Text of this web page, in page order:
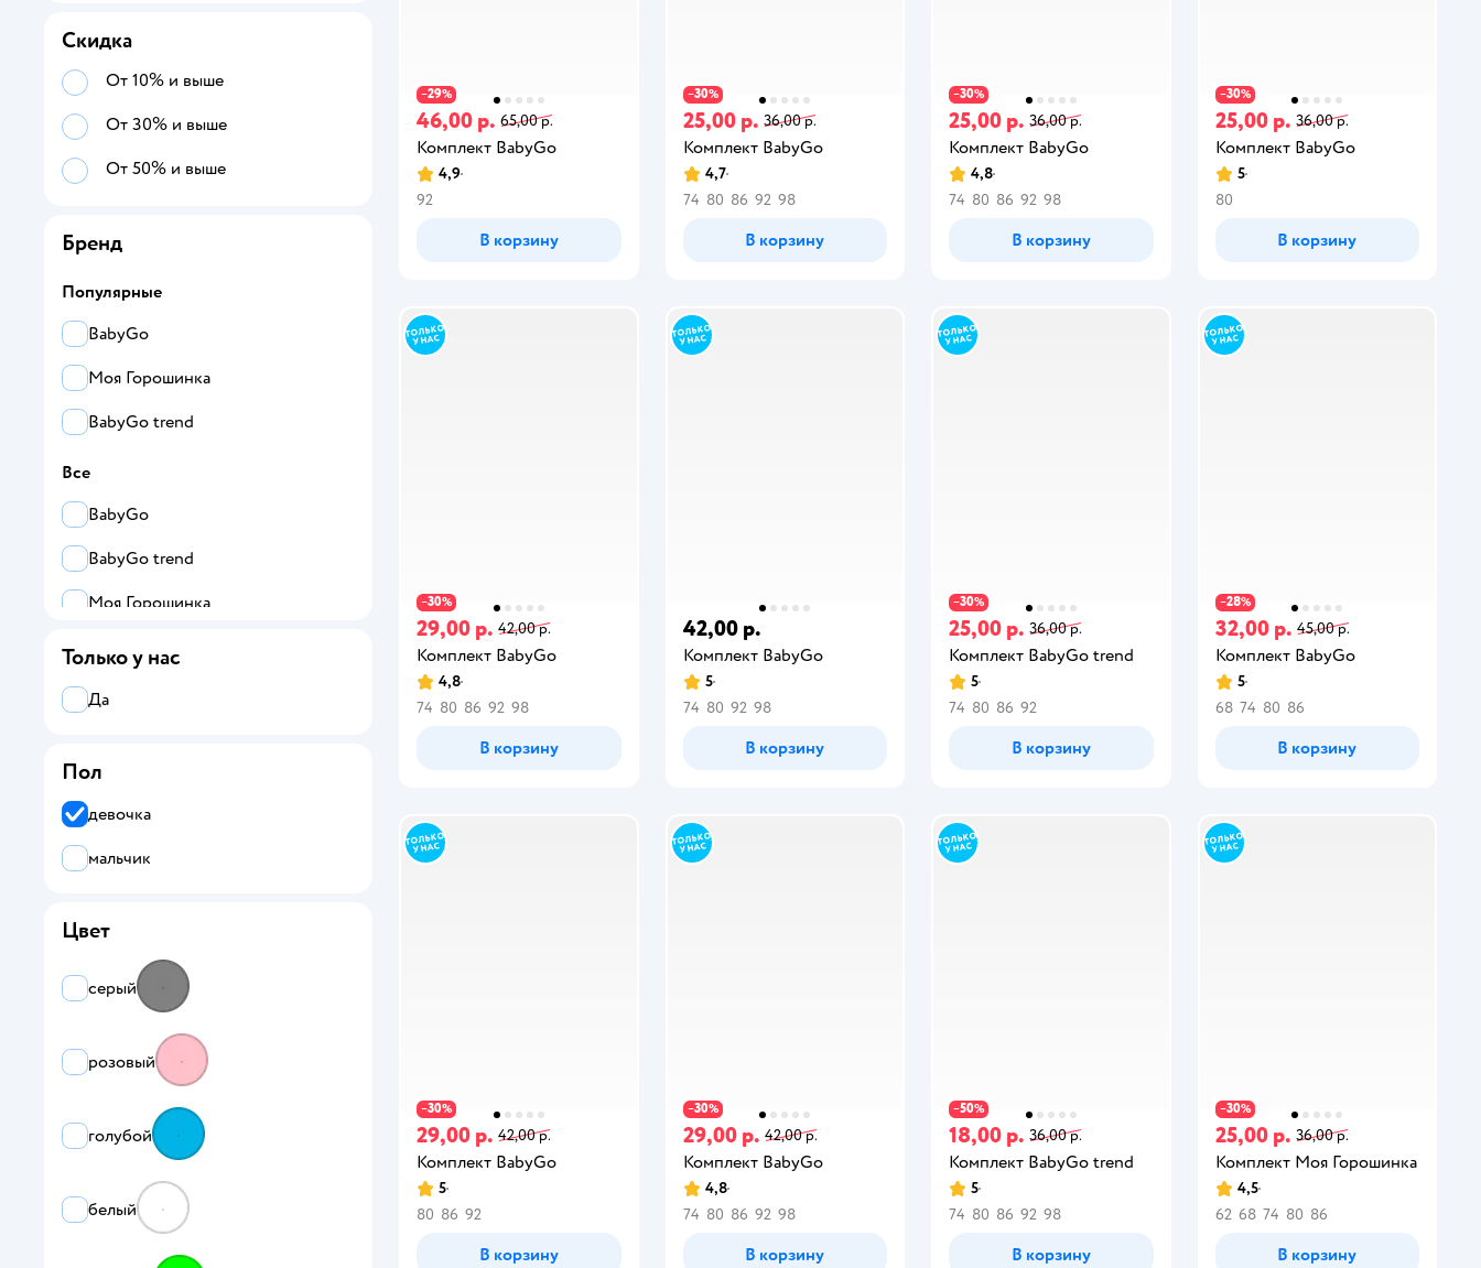
−29%
46,00 р. 65,00 р.
Комплект BabyGo
4,9
92
В корзину
−30%
25,00 р. 36,00 р.
Комплект BabyGo
4,7
74 80 86 92 98
В корзину
−30%
25,00 р. 36,00 р.
Комплект BabyGo
4,8
74 80 86 92 98
В корзину
−30%
25,00 р. 36,00 р.
Комплект BabyGo
5
80
В корзину
−30%
29,00 р. 42,00 р.
Комплект BabyGo
4,8
74 80 86 92 98
В корзину
42,00 р.
Комплект BabyGo
5
74 80 92 98
В корзину
−30%
25,00 р. 36,00 р.
Комплект BabyGo trend
5
74 80 86 92
В корзину
−28%
32,00 р. 45,00 р.
Комплект BabyGo
5
68 74 80 86
В корзину
−30%
29,00 р. 42,00 р.
Комплект BabyGo
5
80 86 92
В корзину
−30%
29,00 р. 42,00 р.
Комплект BabyGo
4,8
74 80 86 92 98
В корзину
−50%
18,00 р. 36,00 р.
Комплект BabyGo trend
5
74 80 86 92 98
В корзину
−30%
25,00 р. 36,00 р.
Комплект Моя Горошинка
4,5
62 68 74 80 86
В корзину
Скидка
От 10% и выше
От 30% и выше
От 50% и выше
Бренд
Популярные
BabyGo
Моя Горошинка
BabyGo trend
Все
BabyGo
BabyGo trend
Моя Горошинка
Только у нас
Да
Пол
девочка
мальчик
Цвет
серый
розовый
голубой
белый